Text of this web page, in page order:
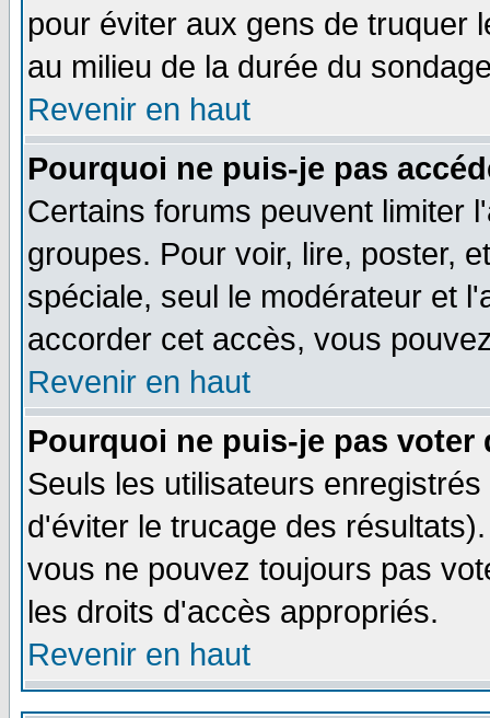
pour éviter aux gens de truquer
au milieu de la durée du
Revenir en haut
Pourquoi ne puis-je pas
Certains forums peuvent limiter
groupes. Pour voir, lire, poster,
spéciale, seul le modérateur et
accorder cet accès, vous
Revenir en haut
Pourquoi ne puis-je pas voter
Seuls les utilisateurs
d'éviter le trucage des
vous ne pouvez toujours pas
les droits d'accès appropriés.
Revenir en haut